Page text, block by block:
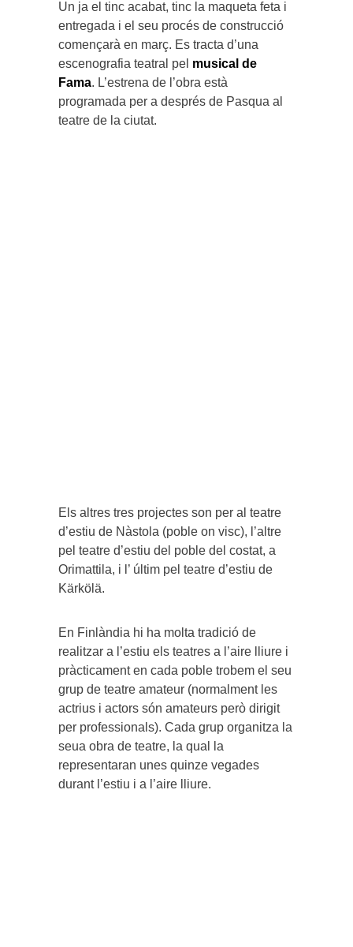
Un ja el tinc acabat, tinc la maqueta feta i
entregada i el seu procés de construcció
començarà en març. Es tracta d’una
escenografia teatral pel musical de
Fama. L’estrena de l’obra està
programada per a després de Pasqua al
teatre de la ciutat.
Els altres tres projectes son per al teatre
d’estiu de Nàstola (poble on visc), l’altre
pel teatre d’estiu del poble del costat, a
Orimattila, i l’ últim pel teatre d’estiu de
Kärkölä.
En Finlàndia hi ha molta tradició de
realitzar a l’estiu els teatres a l’aire lliure i
pràcticament en cada poble trobem el seu
grup de teatre amateur (normalment les
actrius i actors són amateurs però dirigit
per professionals). Cada grup organitza la
seua obra de teatre, la qual la
representaran unes quinze vegades
durant l’estiu i a l’aire lliure.